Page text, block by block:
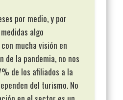
por medio, y por
algo
mucha visión en
de la pandemia, no nos
de los afiliados a la
del turismo. No